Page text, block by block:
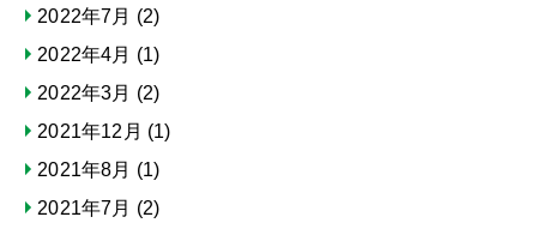
2022年7月 (2)
2022年4月 (1)
2022年3月 (2)
2021年12月 (1)
2021年8月 (1)
2021年7月 (2)